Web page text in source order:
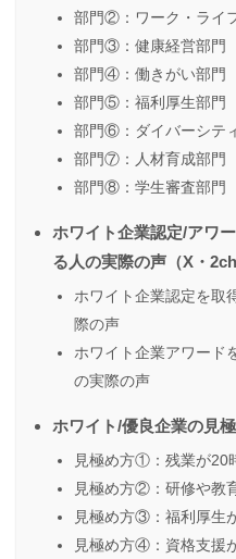
部門②：ワーク・ライ
部門③：健康経営部門
部門④：働きがい部門
部門⑤：福利厚生部門
部門⑥：ダイバーシテ
部門⑦：人材育成部門
部門⑧：学生審査部門
ホワイト企業認定/アワ
る人の実際の声（X・2ch
ホワイト企業認定を取
際の声
ホワイト企業アワード
の実際の声
ホワイト/優良企業の見
見極め方①：残業が20
見極め方②：研修や教
見極め方③：福利厚生
見極め方④：資格支援